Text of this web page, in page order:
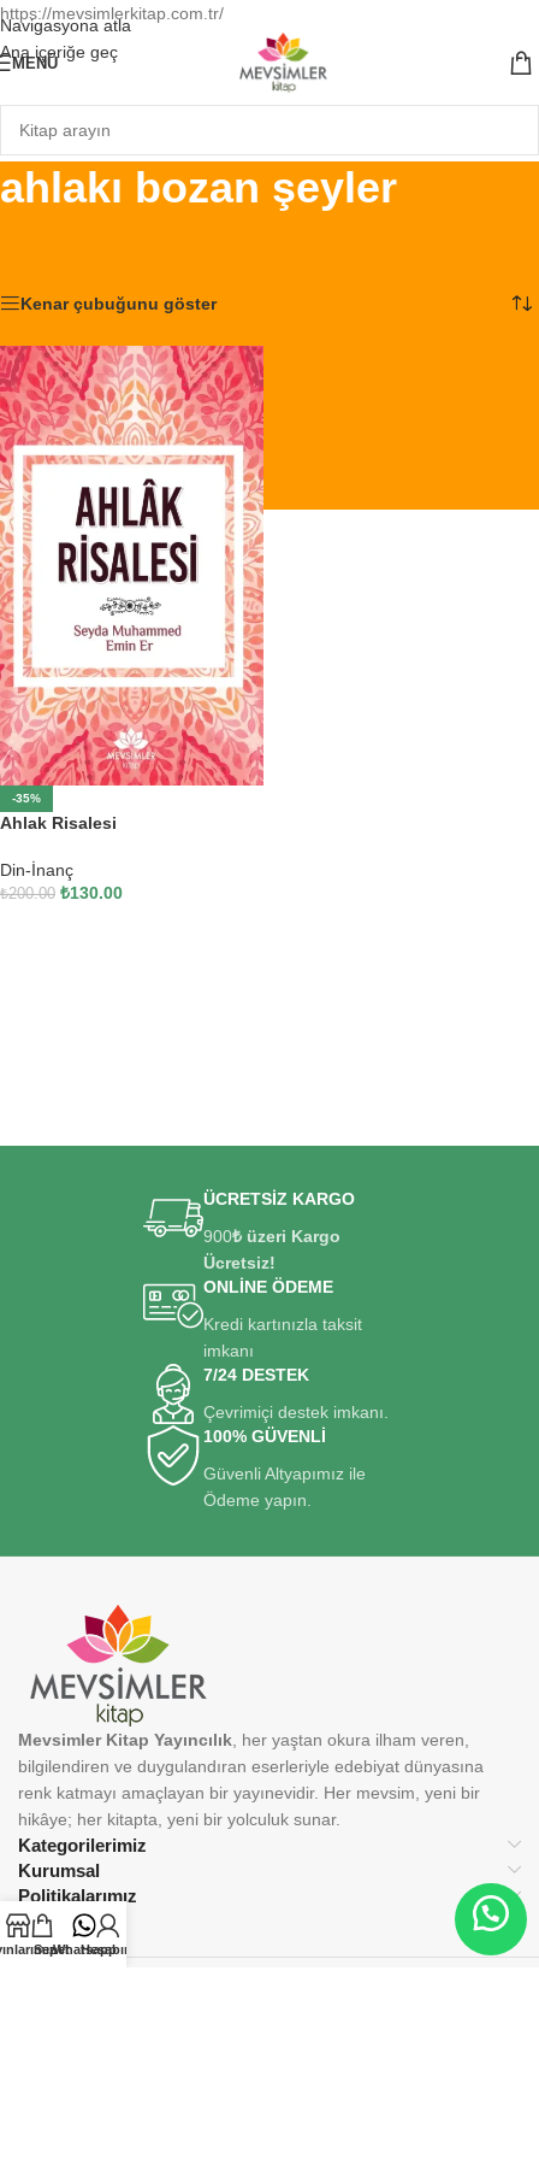
https://mevsimlerkitap.com.tr/
Navigasyona atla
Ana içeriğe geç
MENÜ
ahlakı bozan şeyler
Kenar çubuğunu göster
-35%
Ahlak Risalesi
Din-İnanç
₺200.00 ₺130.00
ÜCRETSİZ KARGO
900₺ üzeri Kargo
Ücretsiz!
ONLİNE ÖDEME
Kredi kartınızla taksit
imkanı
7/24 DESTEK
Çevrimiçi destek imkanı.
100% GÜVENLİ
Güvenli Altyapımız ile
Ödeme yapın.
Kategorilerimiz
Kurumsal
Politikalarımız
Mevsimler Kitap Yayıncılık , her yaştan okura ilham veren,
bilgilendiren ve duygulandıran eserleriyle edebiyat dünyasına
renk katmayı amaçlayan bir yayınevidir. Her mevsim, yeni bir
hikâye; her kitapta, yeni bir yolculuk sunar.
SepetWhatsapp
Hesabım